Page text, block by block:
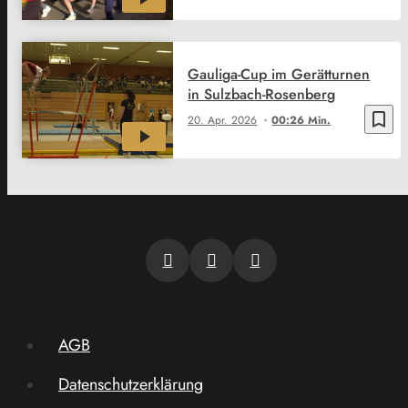
bookmark_border
20. Apr. 2026 00:26 Min.
Gauliga-Cup im Gerätturnen
in Sulzbach-Rosenberg
AGB
Datenschutzerklärung